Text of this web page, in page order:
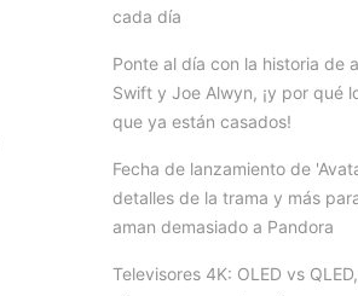
cada día
Ponte al día con la historia de
Swift y Joe Alwyn, ¡y por qué
que ya están casados!
Fecha de lanzamiento de
detalles de la trama y más
aman demasiado a Pandora
Televisores 4K: OLED vs